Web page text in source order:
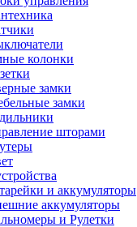
колонки
замки
замки
шторами
и аккумуляторы
аккумуляторы
и Рулетки